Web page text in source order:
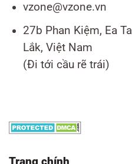
vzone@vzone.vn
27b Phan Kiệm, Ea
Lắk, Việt Nam
(Đi tới cầu rẽ trái)